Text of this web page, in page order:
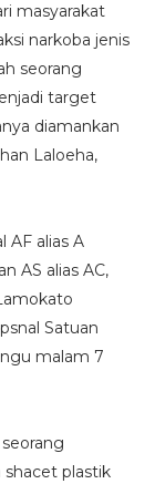
masyarakat
narkoba jenis
seorang
target
diamankan
Laloeha,
AF alias A
AS alias AC,
Satuan
malam 7
plastik